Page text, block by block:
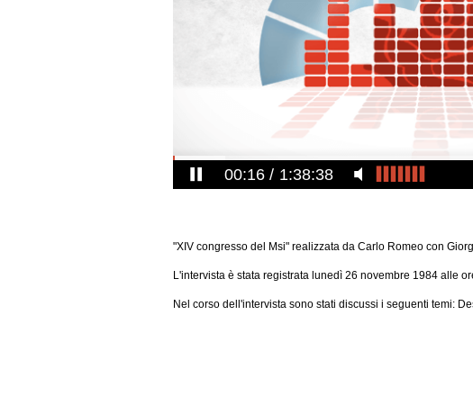
00:16 1:38:38
"XIV congresso del Msi" realizzata da Carlo Romeo con
L'intervista è stata registrata lunedì 26 novembre 1984 alle
Nel corso dell'intervista sono stati discussi i seguenti temi: